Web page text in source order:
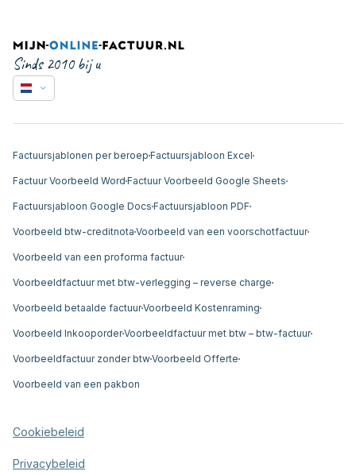
Sinds 2010 bij u
Factuursjablonen per beroep Factuursjabloon Excel
Factuur Voorbeeld Word Factuur Voorbeeld Google Sheets
Factuursjabloon Google Docs Factuursjabloon PDF
Voorbeeld btw-creditnota Voorbeeld van een voorschotfactuur
Voorbeeld van een proforma factuur
Voorbeeldfactuur met btw-verlegging – reverse charge
Voorbeeld betaalde factuurVoorbeeld Kostenraming
Voorbeeld InkooporderVoorbeeldfactuur met btw – btw-factuur
Voorbeeldfactuur zonder btwVoorbeeld Offerte
Voorbeeld van een pakbon
Cookiebeleid
Privacybeleid